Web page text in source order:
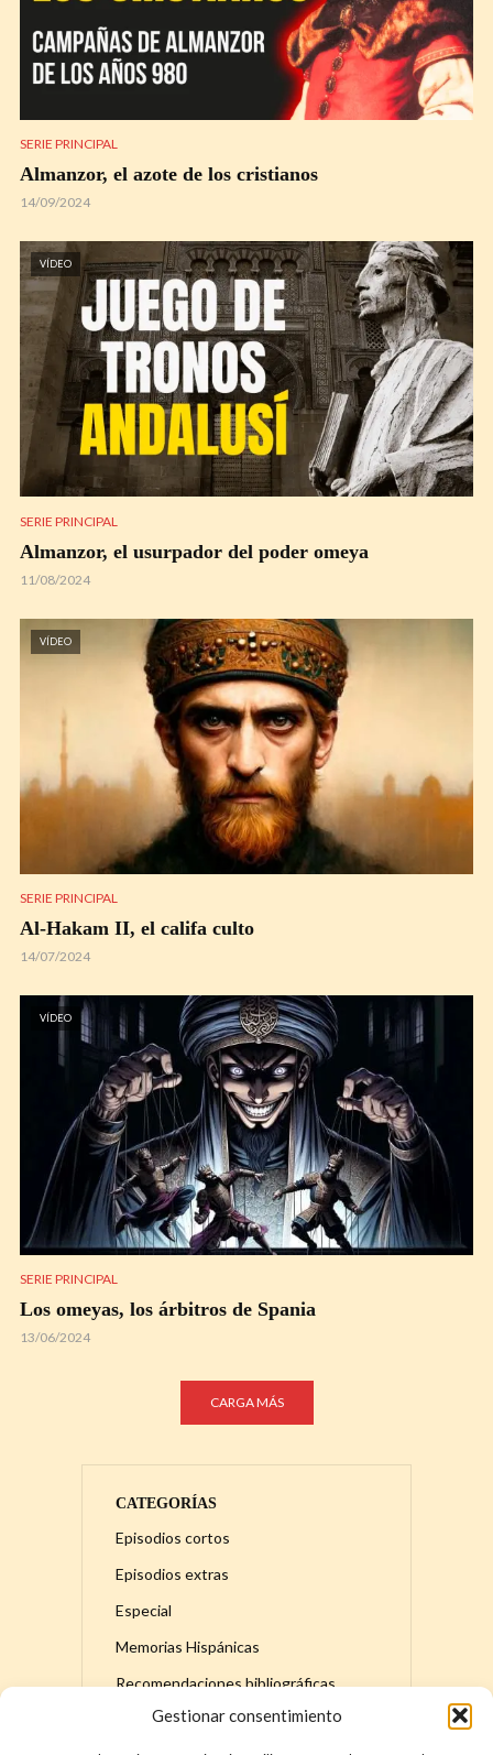
Gestionar consentimiento
SERIE PRINCIPAL
Almanzor, el azote de los cristianos
14/09/2024
VÍDEO
SERIE PRINCIPAL
Almanzor, el usurpador del poder omeya
11/08/2024
VÍDEO
SERIE PRINCIPAL
Al-Hakam II, el califa culto
14/07/2024
VÍDEO
SERIE PRINCIPAL
Los omeyas, los árbitros de Spania
13/06/2024
CARGA MÁS
CATEGORÍAS
Episodios cortos
Episodios extras
Especial
Memorias Hispánicas
Recomendaciones bibliográficas
Serie principal